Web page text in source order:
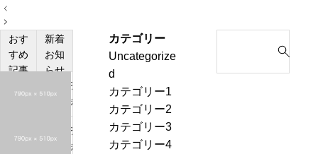
投
稿
ナ
ビ
ゲ
ー
シ
おす
すめ
記事
新着
お知
らせ
投
稿
サ
ン
投
稿
カテゴリー
Uncategorize
d
カテゴリー1
カテゴリー2
カテゴリー3
カテゴリー4
a